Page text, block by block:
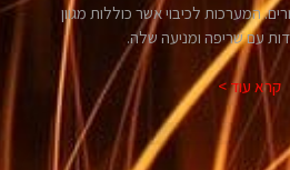
המערכות לכיבוי אשר כוללות מגוון
עם שריפה ומניעה שלה.
קרא עוד >